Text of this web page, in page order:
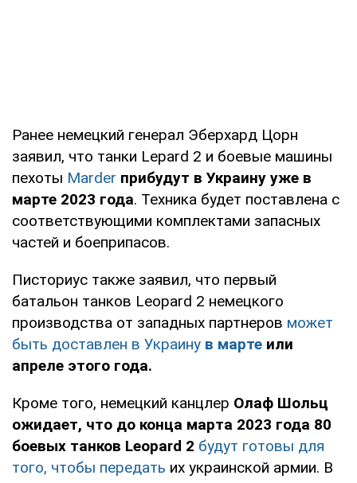
Ранее немецкий генерал Эберхард Цорн
заявил, что танки Lepard 2 и боевые машины
пехоты Marder прибудут в Украину уже в
марте 2023 года. Техника будет поставлена с
соответствующими комплектами запасных
частей и боеприпасов.
Писториус также заявил, что первый
батальон танков Leopard 2 немецкого
производства от западных партнеров может
быть доставлен в Украину в марте или
апреле этого года.
Кроме того, немецкий канцлер Олаф Шольц
ожидает, что до конца марта 2023 года 80
боевых танков Leopard 2 будут готовы для
того, чтобы передать их украинской армии. В